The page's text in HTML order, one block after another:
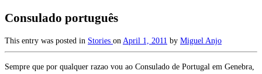
Consulado português
This entry was posted in Stories on April 1, 2011 by Miguel Anjo
Sempre que por qualquer razao vou ao Consulado de Portugal em Genebra,